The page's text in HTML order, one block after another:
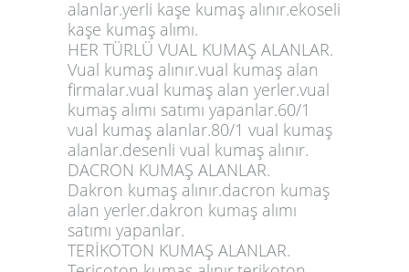
alanlar.yerli kaşe kumaş alınır.ekoseli
kaşe kumaş alımı.
HER TÜRLÜ VUAL KUMAŞ ALANLAR.
Vual kumaş alınır.vual kumaş alan
firmalar.vual kumaş alan yerler.vual
kumaş alımı satımı yapanlar.60/1
vual kumaş alanlar.80/1 vual kumaş
alanlar.desenli vual kumaş alınır.
DACRON KUMAŞ ALANLAR.
Dakron kumaş alınır.dacron kumaş
alan yerler.dakron kumaş alımı
satımı yapanlar.
TERİKOTON KUMAŞ ALANLAR.